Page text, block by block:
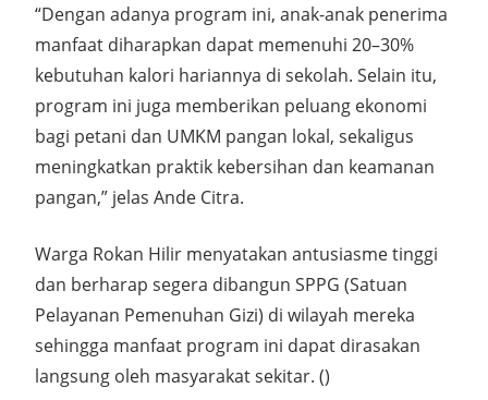
“Dengan adanya program ini, anak-anak penerima
manfaat diharapkan dapat memenuhi 20–30%
kebutuhan kalori hariannya di sekolah. Selain itu,
program ini juga memberikan peluang ekonomi
bagi petani dan UMKM pangan lokal, sekaligus
meningkatkan praktik kebersihan dan keamanan
pangan,” jelas Ande Citra.
Warga Rokan Hilir menyatakan antusiasme tinggi
dan berharap segera dibangun SPPG (Satuan
Pelayanan Pemenuhan Gizi) di wilayah mereka
sehingga manfaat program ini dapat dirasakan
langsung oleh masyarakat sekitar. ()